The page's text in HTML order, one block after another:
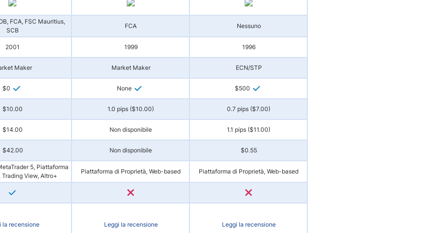
FCA, FSC Mauritius,
SCB
FCA Nessuno
2001 1999 1996
Maker Market Maker ECN/STP
$0 None $500
$10.00 1.0 pips ($10.00) 0.7 pips ($7.00)
$14.00 Non disponibile 1.1 pips ($11.00)
$42.00 Non disponibile $0.55
5, Piattaforma
Trading View, Altro+
Piattaforma di Proprietà, Web-based Piattaforma di Proprietà, Web-based
la recensione Leggi la recensione Leggi la recensione